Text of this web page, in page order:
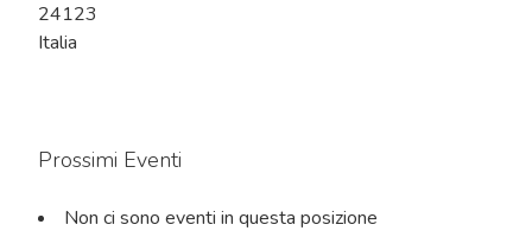
24123
Italia
Prossimi Eventi
Non ci sono eventi in questa posizione